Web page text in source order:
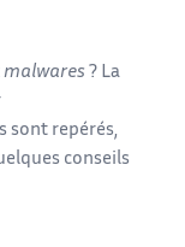
malwares ? La
sont repérés,
conseils